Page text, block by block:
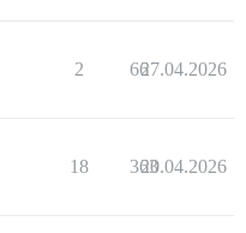
2 6627.04.2026
18 363
20.04.2026